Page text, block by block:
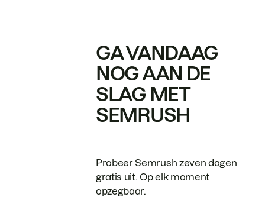
GA VANDAAG
NOG AAN DE
SLAG MET
SEMRUSH
Probeer Semrush zeven dagen
gratis uit. Op elk moment
opzegbaar.